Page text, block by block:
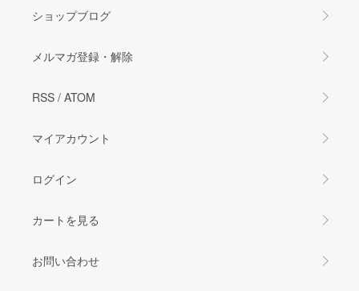
ショップブログ
メルマガ登録・解除
RSS / ATOM
マイアカウント
ログイン
カートを見る
お問い合わせ